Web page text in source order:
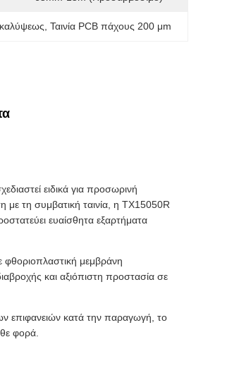
, Ταινία PCB πάχους 200 μm
ειδικά για προσωρινή
με τη συμβατική ταινία, η TX15050R
ευαίσθητα εξαρτήματα
φθοριοπλαστική μεμβράνη
και αξιόπιστη προστασία σε
επιφανειών κατά την παραγωγή, το
φορά.